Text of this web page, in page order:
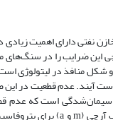
نفتی دارای اهمیت
این ضرایب را در سنگ‌های
شکل منافذ در لیتولوژی
آیند. عدم قطعیت در این
است که عدم